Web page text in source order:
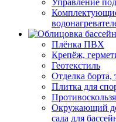
Управление
Плёнка ПВХ
Крепёж,
Геотекстиль
Отделка борта,
Плитка для
Окружающий
сада для